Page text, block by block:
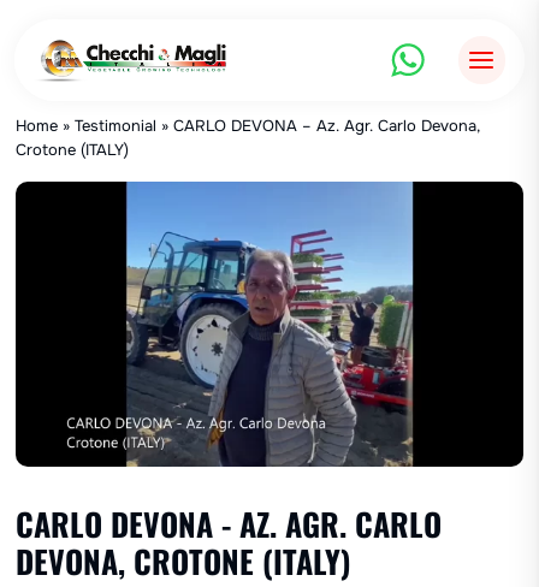
contenido
Home »Testimonial »CARLO DEVONA – Az. Agr. Carlo Devona,
Crotone (ITALY)
CARLO DEVONA - AZ. AGR. CARLO
DEVONA, CROTONE (ITALY)